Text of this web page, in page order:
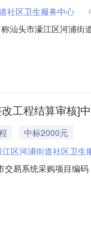
社区卫生服务中心
汕头市濠江区河浦
地址：黄河路25号
工程结算审核]
中标2000元
区河浦街道社区卫生
易系统采购项目编
中介机构方式：直